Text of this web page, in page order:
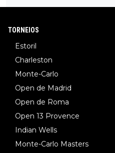
TORNEIOS
Estoril
Charleston
Monte-Carlo
Open de Madrid
Open de Roma
Open 13 Provence
Indian Wells
Monte-Carlo Masters